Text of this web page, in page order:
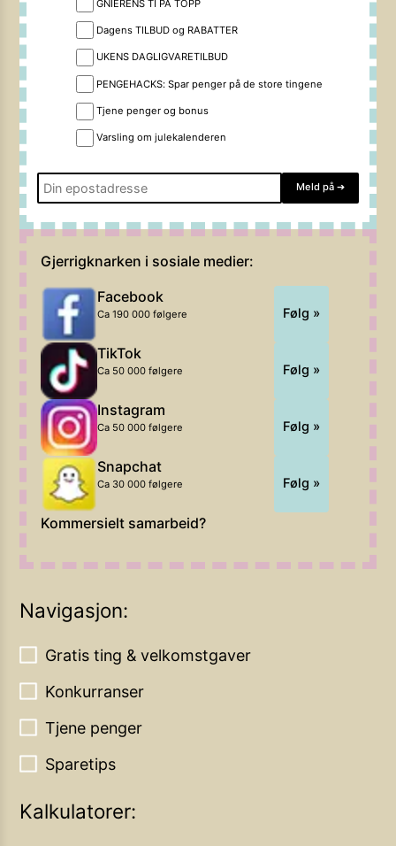
GNIERENS TI PÅ TOPP
Dagens TILBUD og RABATTER
UKENS DAGLIGVARETILBUD
PENGEHACKS: Spar penger på de store tingene
Tjene penger og bonus
Varsling om julekalenderen
Meld på ➔
Gjerrigknarken i sosiale medier:
Facebook
Ca 190 000 følgere Følg »
TikTok
Ca 50 000 følgere Følg »
Instagram
Ca 50 000 følgere Følg »
Snapchat
Ca 30 000 følgere Følg »
Kommersielt samarbeid?
Navigasjon:
Gratis ting & velkomstgaver
Konkurranser
Tjene penger
Sparetips
Kalkulatorer: